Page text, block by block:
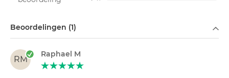
Beoordelingen (1)
RM
Raphael M